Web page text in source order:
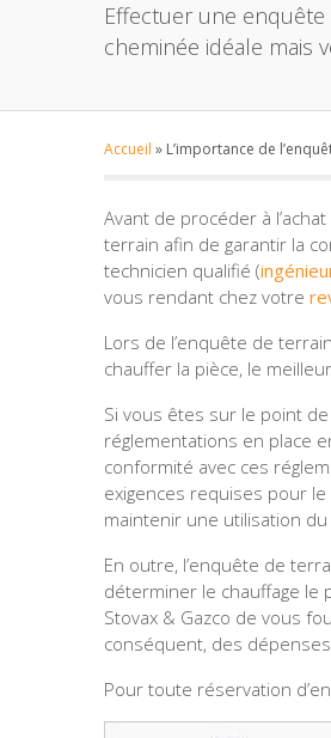
Effectuer une
cheminée idéale mais
Accueil » L’importance de
Avant de procéder à
terrain afin de garantir la
technicien qualifié (
vous rendant chez votre
Lors de l’enquête de
chauffer la pièce, le
Si vous êtes sur le point
réglementations en place
conformité avec ces
exigences requises pour
maintenir une utilisation
En outre, l’enquête de
déterminer le chauffage le
Stovax & Gazco de vous
conséquent, des
Pour toute réservation